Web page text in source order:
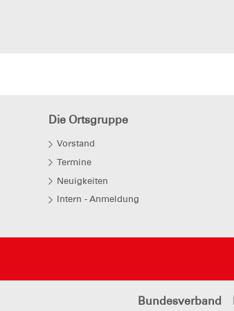
Die Ortsgruppe
Vorstand
Termine
Neuigkeiten
Intern - Anmeldung
Bundesverband